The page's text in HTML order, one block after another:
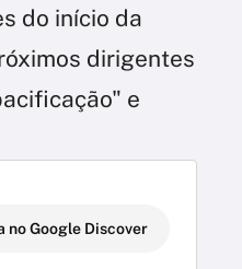
do início da
dirigentes
e
no Google Discover